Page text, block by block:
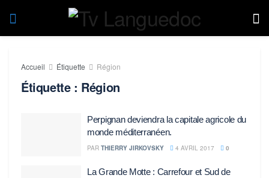
Accueil Étiquette Région
Étiquette : Région
Perpignan deviendra la capitale agricole du
monde méditerranéen.
PAR THIERRY JIRKOVSKY 4 AVRIL 2017 0
La Grande Motte : Carrefour et Sud de